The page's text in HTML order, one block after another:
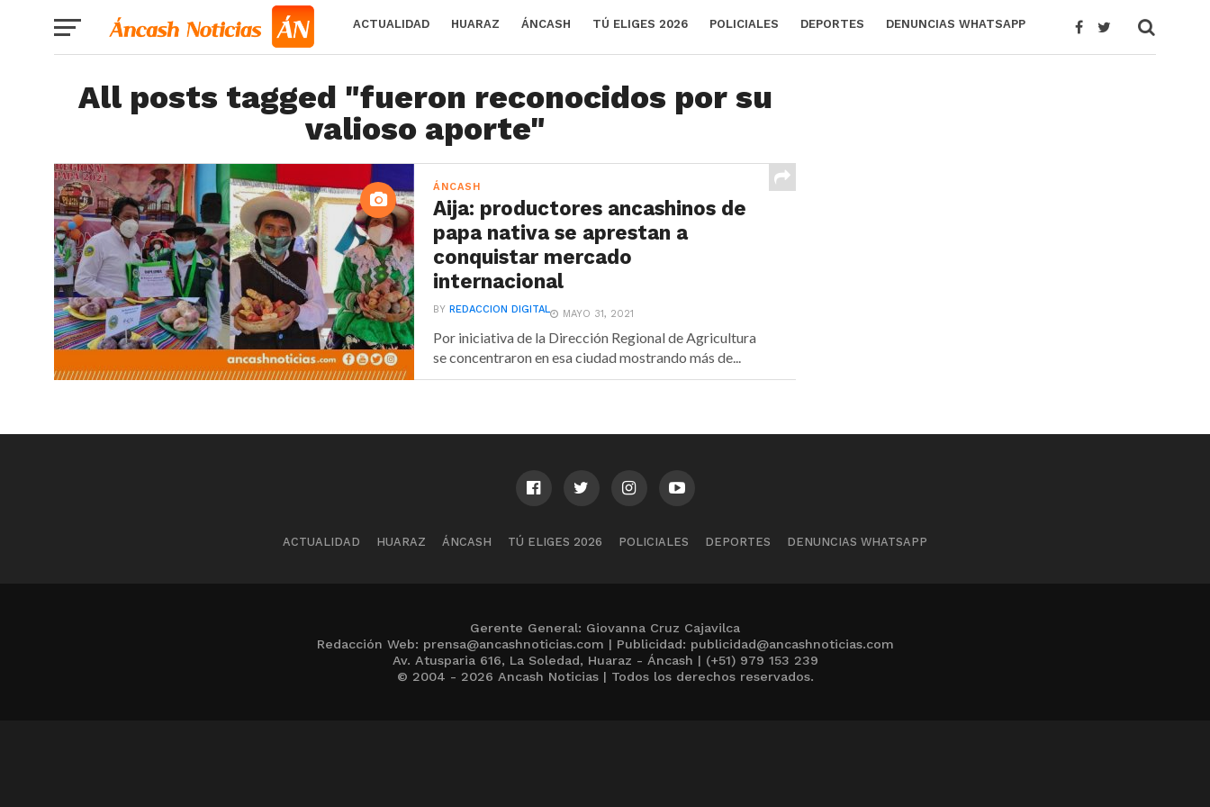
ACTUALIDAD HUARAZ ÁNCASH TÚ ELIGES 2026 POLICIALES DEPORTES DENUNCIAS WHATSAPP
All posts tagged "fueron reconocidos por su
valioso aporte"
ÁNCASH
Aija: productores ancashinos de
papa nativa se aprestan a
conquistar mercado
internacional
BYREDACCION DIGITAL MAYO 31, 2021
Por iniciativa de la Dirección Regional de Agricultura
se concentraron en esa ciudad mostrando más de...
ACTUALIDAD HUARAZ ÁNCASH TÚ ELIGES 2026 POLICIALES DEPORTES DENUNCIAS WHATSAPP
Gerente General: Giovanna Cruz Cajavilca
Redacción Web: prensa@ancashnoticias.com | Publicidad: publicidad@ancashnoticias.com
Av. Atusparia 616, La Soledad, Huaraz - Áncash | (+51) 979 153 239
© 2004 - 2026 Ancash Noticias | Todos los derechos reservados.